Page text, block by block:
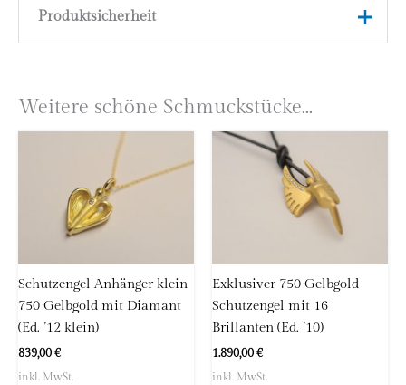
Gewicht
750 Gelbgold (18 Karat)
Produktsicherheit
höllwerk
Kleingemünder Straße 12
69118 Heidelberg
Deutschland
E-Mail:info@hoellwerk.de
Weitere schöne Schmuckstücke...
Schutzengel Anhänger klein
750 Gelbgold mit Diamant
(Ed. ’12 klein)
839,00€
inkl. MwSt.
Exklusiver 750 Gelbgold
Schutzengel mit 16
Brillanten (Ed. ’10)
1.890,00€
inkl. MwSt.